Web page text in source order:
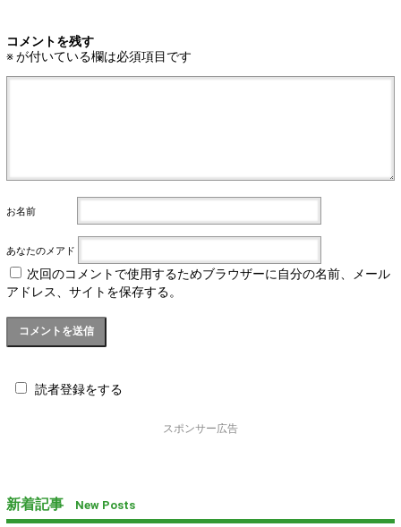
コメントを残す
※が付いている欄は必須項目です
お名前
あなたのメアド
次回のコメントで使用するためブラウザーに自分の名前、メール
アドレス、サイトを保存する。
読者登録をする
スポンサー広告
新着記事 New Posts